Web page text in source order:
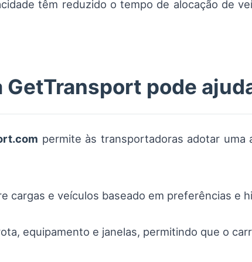
têm reduzido o tempo de alocação de
GetTransport pode
permite às transportadoras adotar uma
cargas e veículos baseado em preferências e
equipamento e janelas, permitindo que o